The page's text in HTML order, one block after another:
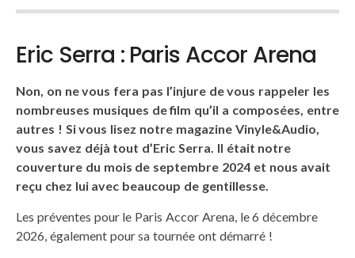
Eric Serra : Paris Accor Arena
Non, on ne vous fera pas l’injure de vous rappeler les
nombreuses musiques de film qu’il a composées, entre
autres ! Si vous lisez notre magazine Vinyle&Audio,
vous savez déjà tout d’Eric Serra. Il était notre
couverture du mois de septembre 2024 et nous avait
reçu chez lui avec beaucoup de gentillesse.
Les préventes pour le ParisAccor Arena, le 6 décembre
2026, également pour sa tournée ont démarré !